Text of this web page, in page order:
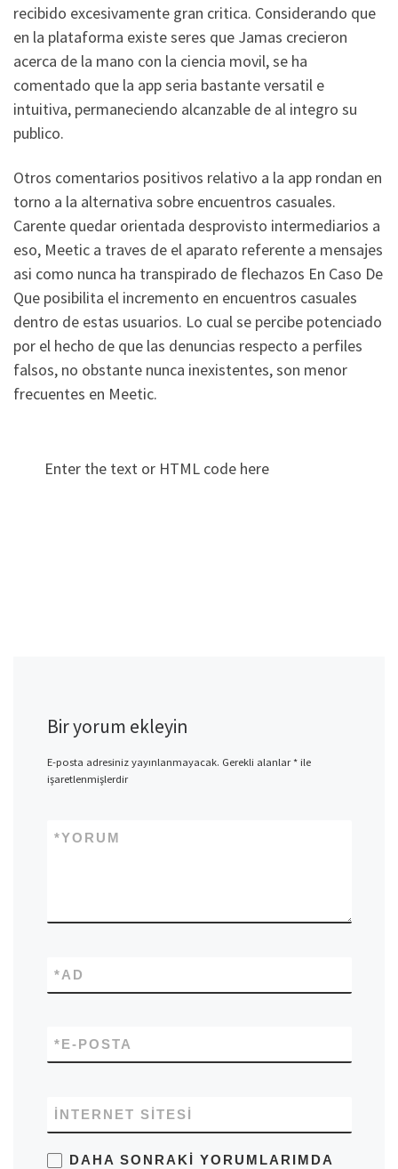
recibido excesivamente gran critica. Considerando que
en la plataforma existe seres que Jamas crecieron
acerca de la mano con la ciencia movil, se ha
comentado que la app seri­a bastante versatil e
intuitiva, permaneciendo alcanzable de al integro su
publico.
Otros comentarios positivos relativo a la app rondan en
torno a la alternativa sobre encuentros casuales.
Carente quedar orientada desprovisto intermediarios a
eso, Meetic a traves de el aparato referente a mensajes
asi­ como nunca ha transpirado de flechazos En Caso De
Que posibilita el incremento en encuentros casuales
dentro de estas usuarios. Lo cual se percibe potenciado
por el hecho de que las denuncias respecto a perfiles
falsos, no obstante nunca inexistentes, son menor
frecuentes en Meetic.
Enter the text or HTML code here
Bir yorum ekleyin
E-posta adresiniz yayınlanmayacak. Gerekli alanlar*ile
işaretlenmişlerdir
YORUM
*
AD
*
E-POSTA
*
İNTERNET SITESI
DAHA SONRAKI YORUMLARIMDA